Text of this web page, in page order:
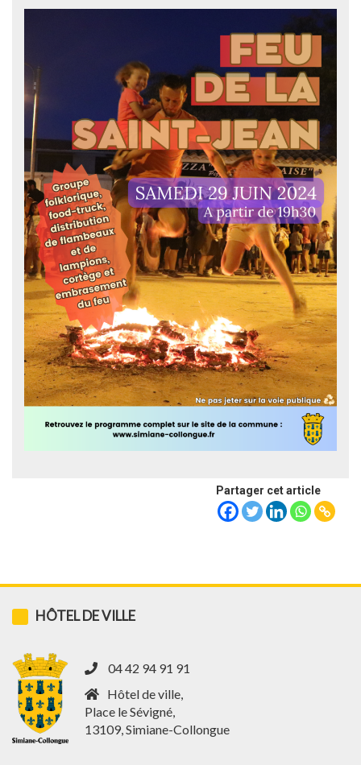
Partager cet article
HÔTEL DE VILLE
04 42 94 91 91
Hôtel de ville,
Place le Sévigné,
13109, Simiane-Collongue